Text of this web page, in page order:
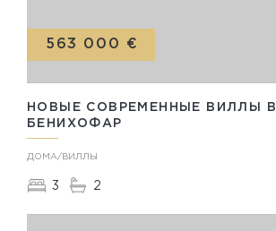
НОВЫЕ СОВРЕМЕННЫЕ ВИЛЛЫ В
БЕНИХОФАР
563 000 €
ДОМА/ВИЛЛЫ
3 2